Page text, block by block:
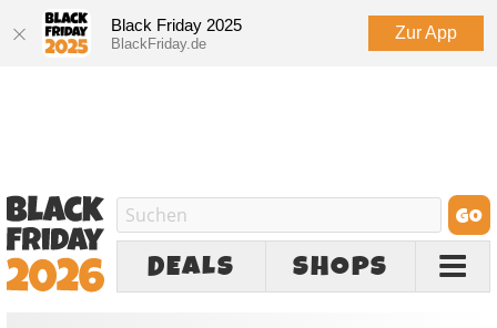
Black Friday 2025
BlackFriday.de
Zur App
DEALS SHOPS